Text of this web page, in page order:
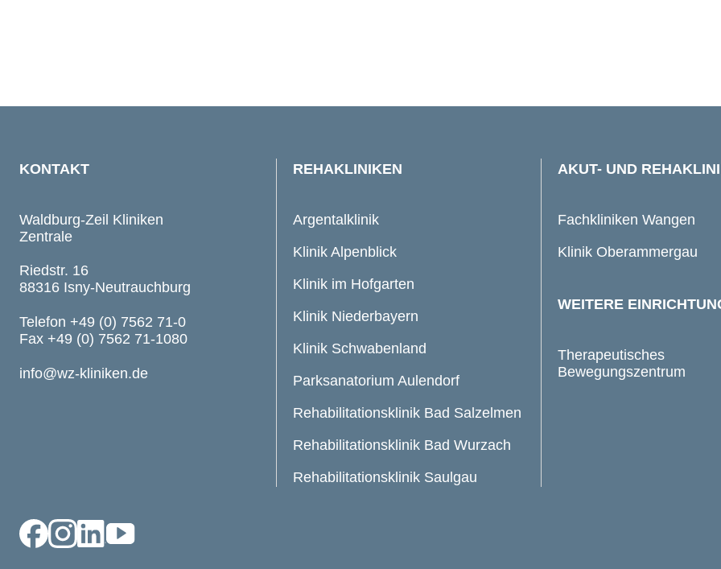
KONTAKT
Waldburg-Zeil Kliniken
Zentrale
Riedstr. 16
88316 Isny-Neutrauchburg
Telefon +49 (0) 7562 71-0
Fax +49 (0) 7562 71-1080
info@wz-kliniken.de
REHAKLINIKEN
Argentalklinik
Klinik Alpenblick
Klinik im Hofgarten
Klinik Niederbayern
Klinik Schwabenland
Parksanatorium Aulendorf
Rehabilitationsklinik Bad Salzelmen
Rehabilitationsklinik Bad Wurzach
Rehabilitationsklinik Saulgau
AKUT- UND
Fachkliniken Wangen
Klinik Oberammergau
WEITERE
Therapeutisches
Bewegungszentrum